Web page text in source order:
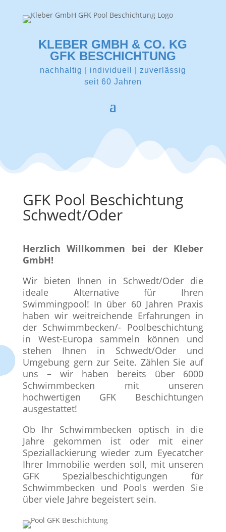
KLEBER GMBH & CO. KG
GFK BESCHICHTUNG
nachhaltig | individuell | zuverlässig
seit 60 Jahren
GFK Pool Beschichtung
Schwedt/Oder
Herzlich Willkommen bei der Kleber
GmbH!
Wir bieten Ihnen in Schwedt/Oder die
ideale Alternative für Ihren
Swimmingpool! In über 60 Jahren Praxis
haben wir weitreichende Erfahrungen in
der Schwimmbecken/- Poolbeschichtung
in West-Europa sammeln können und
stehen Ihnen in Schwedt/Oder und
Umgebung gern zur Seite. Zählen Sie auf
uns – wir haben bereits über 6000
Schwimmbecken mit unseren
hochwertigen GFK Beschichtungen
ausgestattet!
Ob Ihr Schwimmbecken optisch in die
Jahre gekommen ist oder mit einer
Speziallackierung wieder zum Eyecatcher
Ihrer Immobilie werden soll, mit unseren
GFK Spezialbeschichtigungen für
Schwimmbecken und Pools werden Sie
über viele Jahre begeistert sein.